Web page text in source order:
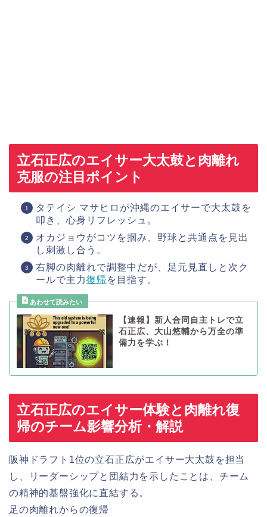
立石正広のエイサー大太鼓と肉離れ
克服の注目ポイント
タテイシ マサヒロが沖縄のエイサーで大太鼓を
叩き、心身リフレッシュ。
オカジョウがコツを掴み、野球と共通点を見出
し刺激し合う。
右脚の肉離れで調整中だが、足元見直しと次ク
ールで主力復帰 を目指す。
【速報】新人合同自主トレで立
石正広、大山悠輔から万全の準
備力を学ぶ！
立石正広のエイサー体験と肉離れ復
帰のチーム影響分析・解説
阪神ドラフト1位の立石正広がエイサー大太鼓を担当
し、リーダーシップと団結力を示したことは、チーム
の精神的基盤強化に直結する。
足の肉離れからの復帰